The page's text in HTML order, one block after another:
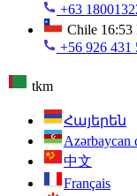
+63
Chile 16:53
+56 926 431
tkm
Հայերեն
Azərbaycan
中文
Français